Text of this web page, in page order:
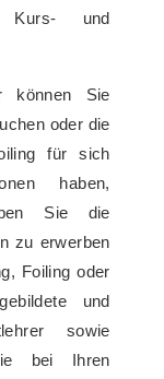
Kurs- und
können Sie
oder die
für sich
haben,
Sie die
zu erwerben
Foiling oder
und
sowie
bei Ihren